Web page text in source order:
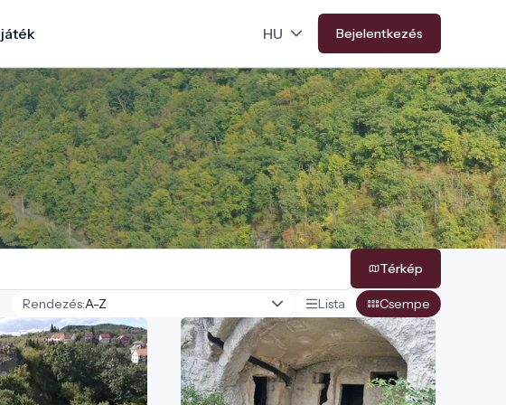
Bejelentkezés
Térkép
Rendezés: Lista Csempe